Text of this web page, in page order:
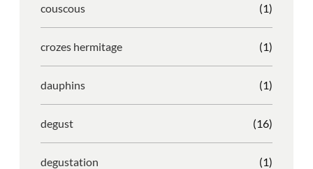
couscous (1)
crozes hermitage (1)
dauphins (1)
degust (16)
degustation (1)